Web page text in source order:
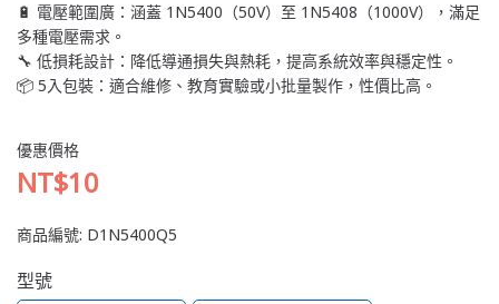
🔋 電壓範圍廣：涵蓋 1N5400（50V）至 1N5408（1000V），滿足
多種電壓需求。
🔧 低損耗設計：降低導通損失與熱耗，提高系統效率與穩定性。
📦 5入包裝：適合維修、教育實驗或小批量製作，性價比高。
優惠價格
NT$10
商品編號: D1N5400Q5
型號